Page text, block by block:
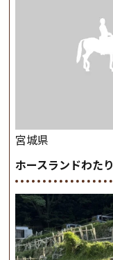
宮城県
ホースランドわたり